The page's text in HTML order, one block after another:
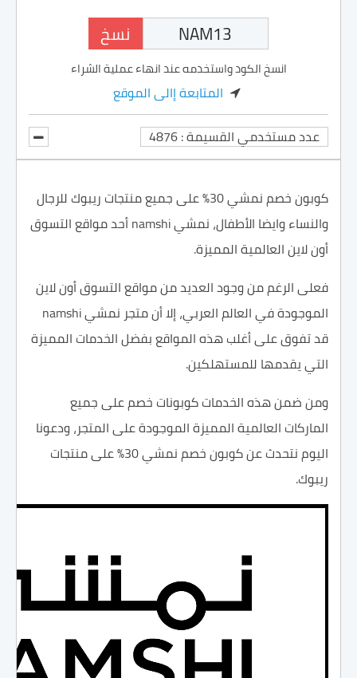
نسخ
انسخ الكود واستخدمه عند انهاء عملية الشراء
المتابعة إالى الموقع
عدد مستخدمي القسيمة : 4876
كوبون خصم نمشي 30% على جميع منتجات ريبوك للرجال
والنساء وايضا الأطفال، نمشي namshi أحد مواقع التسوق
أون لاين العالمية المميزة.
فعلى الرغم من وجود العديد من مواقع التسوق أون لاين
الموجودة في العالم العربي، إلا أن متجر نمشي namshi
قد تفوق على أغلب هذه المواقع بفضل الخدمات المميزة
التي يقدمها للمستهلكين.
ومن ضمن هذه الخدمات كوبونات خصم على جميع
الماركات العالمية المميزة الموجودة على المتجر، ودعونا
اليوم نتحدث عن كوبون خصم نمشي 30% على منتجات
ريبوك.